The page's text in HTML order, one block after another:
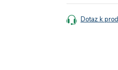
Dotaz k